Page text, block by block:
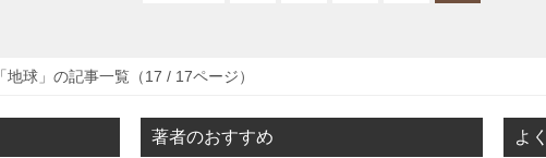
「地球」の記事一覧（17 / 17ページ）
著者のおすすめ よ